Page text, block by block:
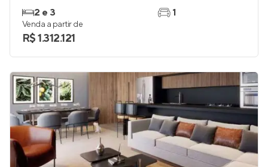
2 e 3
1
Venda a partir de
R$ 1.312.121